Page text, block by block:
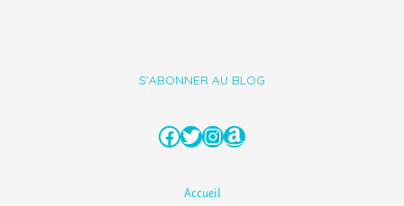
S'ABONNER AU BLOG
Facebook
Twitter
Instagram
Amazon
Accueil